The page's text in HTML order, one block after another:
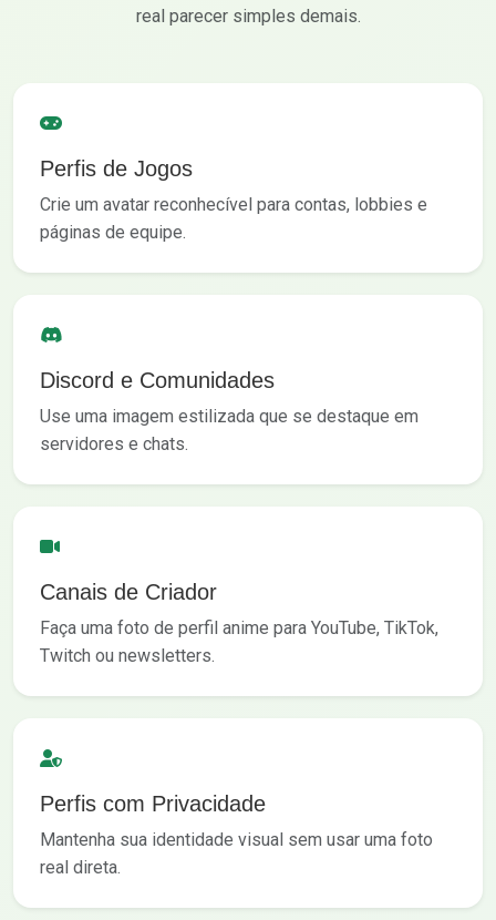
real parecer simples demais.
Perfis de Jogos
Crie um avatar reconhecível para contas, lobbies e
páginas de equipe.
Discord e Comunidades
Use uma imagem estilizada que se destaque em
servidores e chats.
Canais de Criador
Faça uma foto de perfil anime para YouTube, TikTok,
Twitch ou newsletters.
Perfis com Privacidade
Mantenha sua identidade visual sem usar uma foto
real direta.